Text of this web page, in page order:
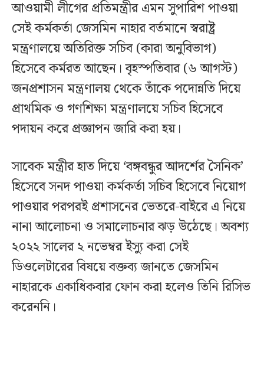
আওয়ামী লীগের প্রতিমন্ত্রীর এমন সুপারিশ পাওয়া
সেই কর্মকর্তা জেসমিন নাহার বর্তমানে স্বরাষ্ট্র
মন্ত্রণালয়ে অতিরিক্ত সচিব (কারা অনুবিভাগ)
হিসেবে কর্মরত আছেন। বৃহস্পতিবার (৬ আগস্ট)
জনপ্রশাসন মন্ত্রণালয় থেকে তাঁকে পদোন্নতি দিয়ে
প্রাথমিক ও গণশিক্ষা মন্ত্রণালয়ে সচিব হিসেবে
পদায়ন করে প্রজ্ঞাপন জারি করা হয়।
সাবেক মন্ত্রীর হাত দিয়ে ‘বঙ্গবন্ধুর আদর্শের সৈনিক’
হিসেবে সনদ পাওয়া কর্মকর্তা সচিব হিসেবে নিয়োগ
পাওয়ার পরপরই প্রশাসনের ভেতরে-বাইরে এ নিয়ে
নানা আলোচনা ও সমালোচনার ঝড় উঠেছে। অবশ্য
২০২২ সালের ২ নভেম্বর ইস্যু করা সেই
ডিওলেটারের বিষয়ে বক্তব্য জানতে জেসমিন
নাহারকে একাধিকবার ফোন করা হলেও তিনি রিসিভ
করেননি।